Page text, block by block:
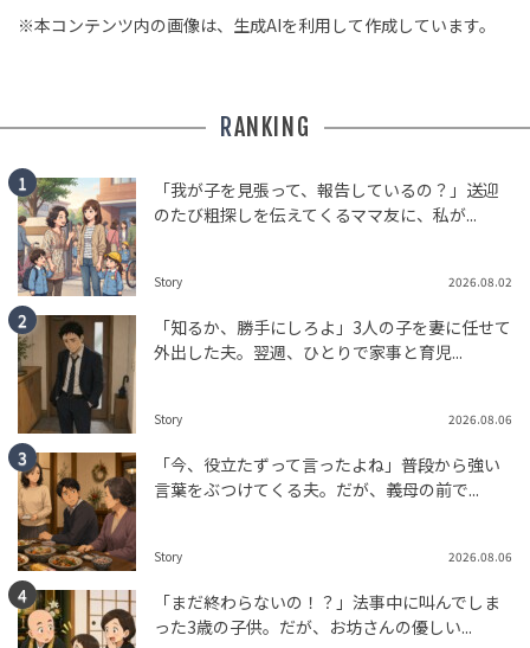
※本コンテンツ内の画像は、生成AIを利用して作成しています。
RANKING
「我が子を見張って、報告しているの？」送迎
のたび粗探しを伝えてくるママ友に、私が...
Story 2026.08.02
「知るか、勝手にしろよ」3人の子を妻に任せて
外出した夫。翌週、ひとりで家事と育児...
Story 2026.08.06
「今、役立たずって言ったよね」普段から強い
言葉をぶつけてくる夫。だが、義母の前で...
Story 2026.08.06
「まだ終わらないの！？」法事中に叫んでしま
った3歳の子供。だが、お坊さんの優しい...